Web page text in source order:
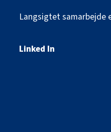
Langsigtet samarbejde
Linked In